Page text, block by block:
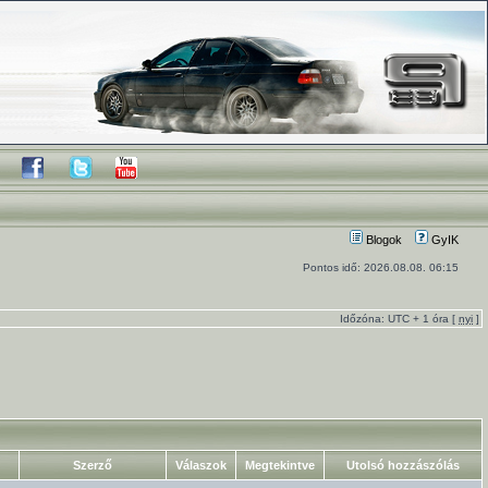
Blogok GyIK
Pontos idő: 2026.08.08. 06:15
Időzóna: UTC + 1 óra [ nyi ]
Szerző Válaszok Megtekintve Utolsó hozzászólás